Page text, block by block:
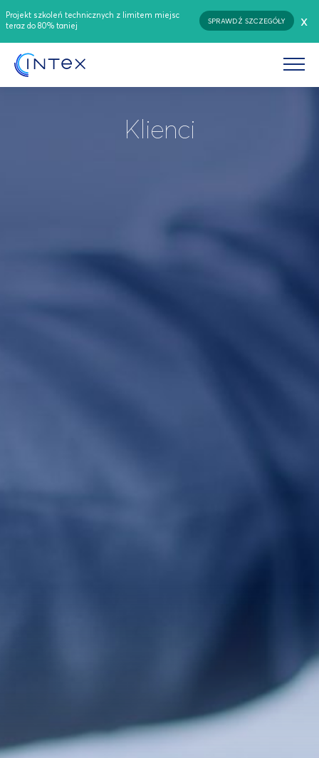
Projekt szkoleń technicznych z limitem miejsc
teraz do 80% taniej
SPRAWDŹ SZCZEGÓŁY x
Klienci